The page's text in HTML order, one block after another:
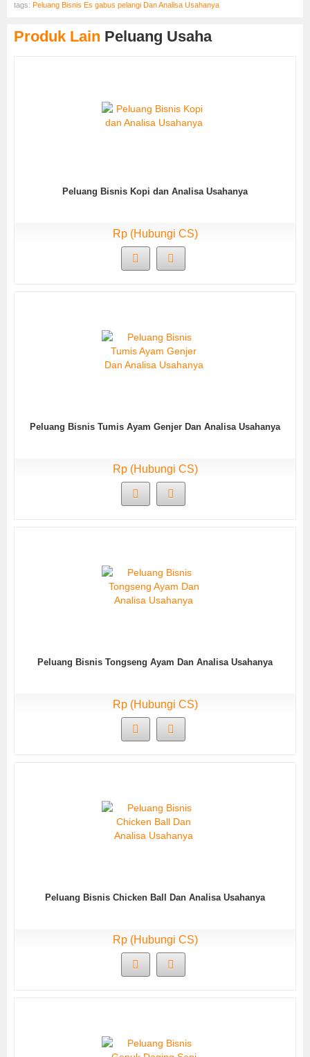
tags: Peluang Bisnis Es gabus pelangi Dan Analisa Usahanya
Produk Lain Peluang Usaha
Peluang Bisnis Kopi dan Analisa Usahanya
Rp (Hubungi CS)
Peluang Bisnis Tumis Ayam Genjer Dan Analisa Usahanya
Rp (Hubungi CS)
Peluang Bisnis Tongseng Ayam Dan Analisa Usahanya
Rp (Hubungi CS)
Peluang Bisnis Chicken Ball Dan Analisa Usahanya
Rp (Hubungi CS)